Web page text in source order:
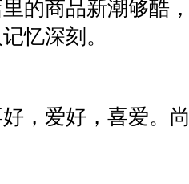
商品新潮够酷，
忆深刻。
爱好，喜爱。尚